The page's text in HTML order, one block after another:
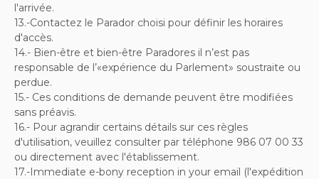
l'arrivée.
13.-Contactez le Parador choisi pour définir les horaires
d'accès.
14.- Bien-être et bien-être Paradores il n’est pas
responsable de l’«expérience du Parlement» soustraite ou
perdue.
15.- Ces conditions de demande peuvent être modifiées
sans préavis.
16.- Pour agrandir certains détails sur ces règles
d'utilisation, veuillez consulter par téléphone 986 07 00 33
ou directement avec l'établissement.
17.-Immediate e-bony reception in your email (l'expédition